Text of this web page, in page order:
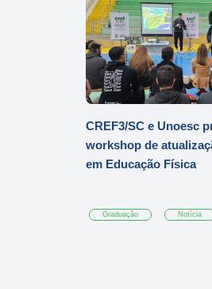
CREF3/SC e Unoesc
workshop de
em Educação Física
Graduação Notícia